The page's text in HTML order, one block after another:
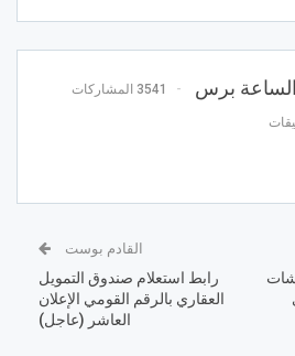
برس 3541 المشاركات
القادم بوست
رابط استعلام صندوق التمويل
العقاري بالرقم القومي الإعلان
العاشر (عاجل)